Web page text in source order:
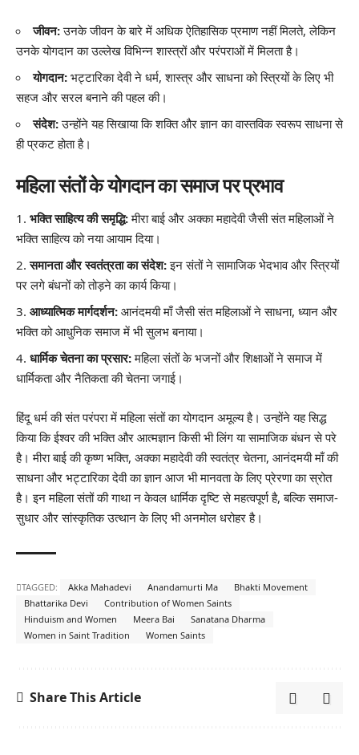
जीवन:उनके जीवन के बारे में अधिक ऐतिहासिक प्रमाण नहीं मिलते, लेकिन
उनके योगदान का उल्लेख विभिन्न शास्त्रों और परंपराओं में मिलता है।
योगदान: भट्टारिका देवी ने धर्म, शास्त्र और साधना को स्त्रियों के लिए भी
सहज और सरल बनाने की पहल की।
संदेश:उन्होंने यह सिखाया कि शक्ति और ज्ञान का वास्तविक स्वरूप साधना से
ही प्रकट होता है।
महिला संतों के योगदान का समाज पर प्रभाव
भक्ति साहित्य की समृद्धि:मीरा बाई और अक्का महादेवी जैसी संत महिलाओं ने
भक्ति साहित्य को नया आयाम दिया।
समानता और स्वतंत्रता का संदेश:इन संतों ने सामाजिक भेदभाव और स्त्रियों
पर लगे बंधनों को तोड़ने का कार्य किया।
आध्यात्मिक मार्गदर्शन: आनंदमयी माँ जैसी संत महिलाओं ने साधना, ध्यान और
भक्ति को आधुनिक समाज में भी सुलभ बनाया।
धार्मिक चेतना का प्रसार:महिला संतों के भजनों और शिक्षाओं ने समाज में
धार्मिकता और नैतिकता की चेतना जगाई।
हिंदू धर्म की संत परंपरा में महिला संतों का योगदान अमूल्य है। उन्होंने यह सिद्ध
किया कि ईश्वर की भक्ति और आत्मज्ञान किसी भी लिंग या सामाजिक बंधन से परे
है। मीरा बाई की कृष्ण भक्ति, अक्का महादेवी की स्वतंत्र चेतना, आनंदमयी माँ की
साधना और भट्टारिका देवी का ज्ञान आज भी मानवता के लिए प्रेरणा का स्रोत
है। इन महिला संतों की गाथा न केवल धार्मिक दृष्टि से महत्वपूर्ण है, बल्कि समाज-
सुधार और सांस्कृतिक उत्थान के लिए भी अनमोल धरोहर है।
TAGGED: Akka Mahadevi Anandamurti Ma
Bhakti Movement
Bhattarika Devi
Contribution of Women Saints
Hinduism and Women
Meera Bai
Sanatana Dharma
Women in Saint Tradition
Women Saints
Share This Article